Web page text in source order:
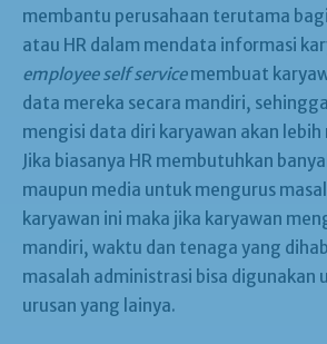
membantu perusahaan terutama
atau HR dalam mendata informasi
employee self servicemembuat
data mereka secara mandiri,
mengisi data diri karyawan akan lebih
Jika biasanya HR membutuhkan
maupun media untuk mengurus
karyawan ini maka jika karyawan
mandiri, waktu dan tenaga yang
masalah administrasi bisa digunakan
urusan yang lainya.